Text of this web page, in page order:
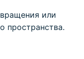
или
пространства.